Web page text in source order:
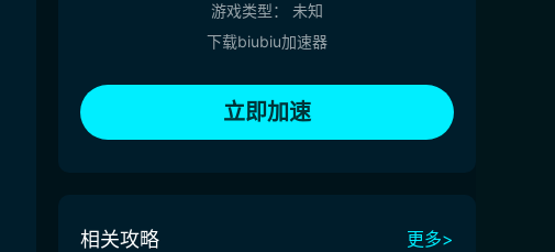
游戏类型：
未知
下载biubiu加速器
立即加速
相关攻略 更多>